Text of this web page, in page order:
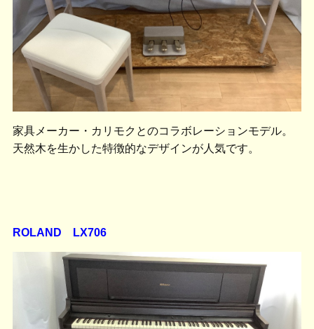
家具メーカー・カリモクとのコラボレーションモデル。
天然木を生かした特徴的なデザインが人気です。
ROLAND LX706